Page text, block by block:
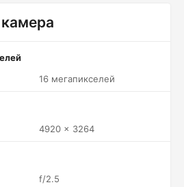
16 мегапикселей
4920 x 3264
f/2.5